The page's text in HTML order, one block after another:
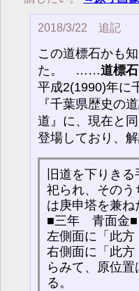
2018/3/22 追記
この道標石かも
た。 ……道標
平成2(1990)年に
『千葉県歴史の
道』に、現在と
登場しており、
旧道を下りき
祀られ、その
は庚申塔を兼
■三年 青面金■
左側面に「此
右側面に「此
らみて、原位
る。